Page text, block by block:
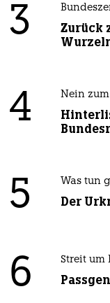
3
Zurück
4 Nein
5 Was tun
Der
6 Streit um